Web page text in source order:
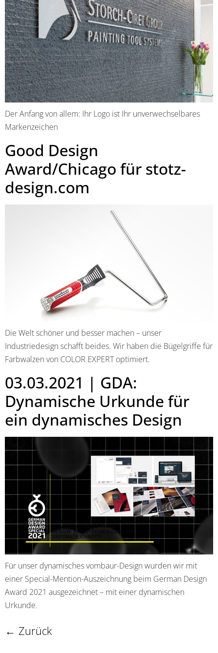
Der Anfang von allem: Ihr Logo ist Ihr unverwechselbares
Markenzeichen
Good Design
Award/Chicago für stotz-
design.com
Die Welt schöner und besser machen – unser
Industriedesign schafft beides. Wir haben die Bügelgriffe für
Farbwalzen von COLOR EXPERT optimiert.
03.03.2021 | GDA:
Dynamische Urkunde für
ein dynamisches Design
Für unser dynamisches vombaur-Design wurden wir mit
einer Special-Mention-Auszeichnung beim German Design
Award 2021 ausgezeichnet – mit einer dynamischen
Urkunde.
← Zurück